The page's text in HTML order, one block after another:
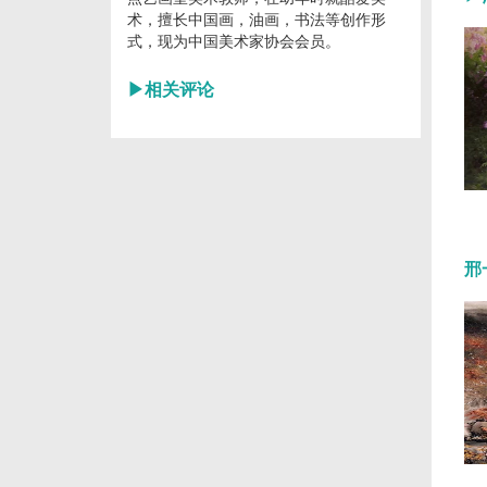
术，擅长中国画，油画，书法等创作形
式，现为中国美术家协会会员。
▶相关评论
邢